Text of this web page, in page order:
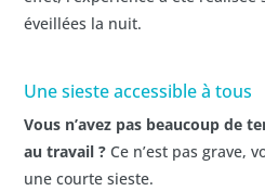
éveillées la nuit.
Une sieste accessible à tous
Vous n’avez pas beaucoup de
au travail ? Ce n’est pas grave,
une courte sieste.